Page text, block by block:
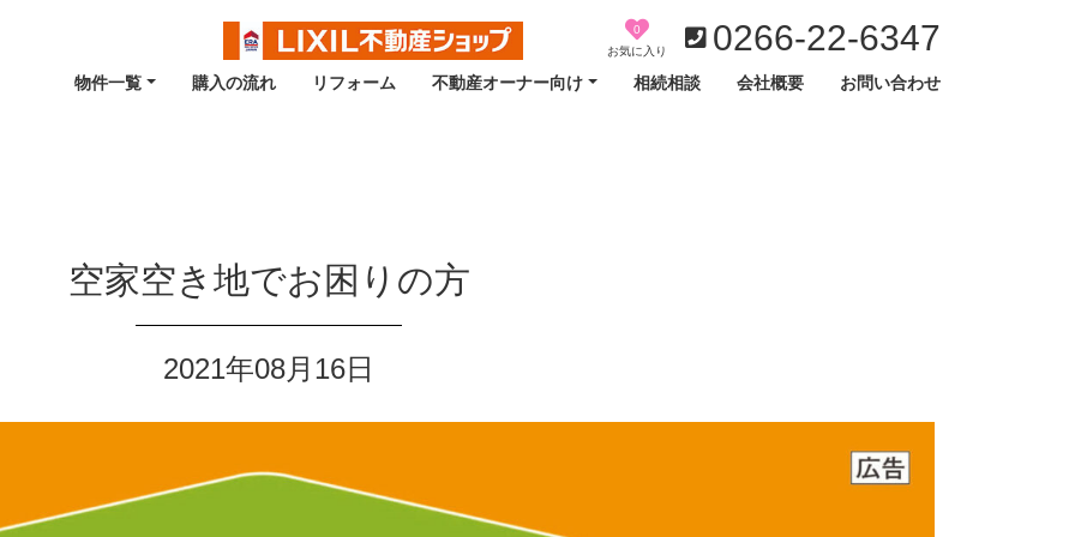
0
お気に入り
0266-22-6347
物件一覧 購入の流れ リフォーム 不動産オーナー向け 相続相談 会社概要 お問い合わせ
空家空き地でお困りの方
2021年08月16日